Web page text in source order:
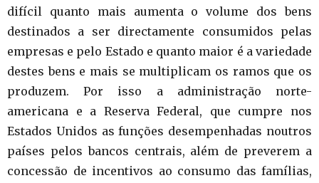
difícil quanto mais aumenta o volume dos bens
destinados a ser directamente consumidos pelas
empresas e pelo Estado e quanto maior é a variedade
destes bens e mais se multiplicam os ramos que os
produzem. Por isso a administração norte-
americana e a Reserva Federal, que cumpre nos
Estados Unidos as funções desempenhadas noutros
países pelos bancos centrais, além de preverem a
concessão de incentivos ao consumo das famílias,